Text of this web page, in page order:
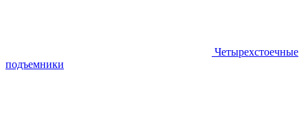
Четырехстоечные
подъемники